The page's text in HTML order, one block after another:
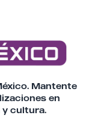
Mantente
en
cultura.